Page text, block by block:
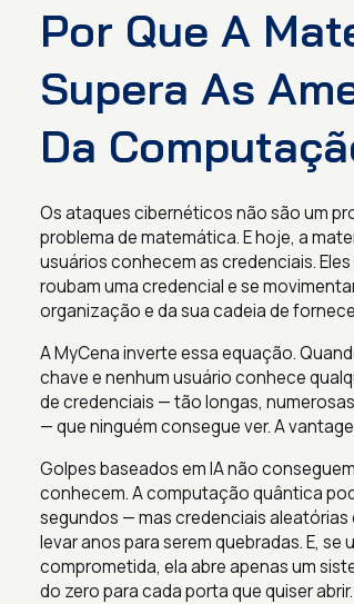
Por Que A
Supera As
Da
Os ataques cibernéticos não são um
problema de matemática. E hoje, a
usuários conhecem as credenciais.
roubam uma credencial e se
organização e da sua cadeia de
A MyCena inverte essa equação.
chave e nenhum usuário conhece
de credenciais — tão longas,
— que ninguém consegue ver. A
Golpes baseados em IA não
conhecem. A computação quântica
segundos — mas credenciais
levar anos para serem quebradas. E,
comprometida, ela abre apenas um
do zero para cada porta que quiser abrir.